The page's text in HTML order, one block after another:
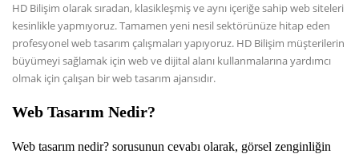
HD Bilişim olarak sıradan, klasikleşmiş ve aynı içeriğe sahip web siteleri
kesinlikle yapmıyoruz. Tamamen yeni nesil sektörünüze hitap eden
profesyonel web tasarım çalışmaları yapıyoruz. HD Bilişim müşterilerin
büyümeyi sağlamak için web ve dijital alanı kullanmalarına yardımcı
olmak için çalışan bir web tasarım ajansıdır.
Web Tasarım Nedir?
Web tasarım nedir? sorusunun cevabı olarak, görsel zenginliğin